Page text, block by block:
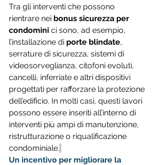
Tra gli interventi che possono
rientrare nei bonus sicurezza per
condomini ci sono, ad esempio,
l’installazione di porte blindate,
serrature di sicurezza, sistemi di
videosorveglianza, citofoni evoluti,
cancelli, inferriate e altri dispositivi
progettati per rafforzare la protezione
dell’edificio. In molti casi, questi lavori
possono essere inseriti all’interno di
interventi più ampi di manutenzione,
ristrutturazione o riqualificazione
condominiale.
Un incentivo per migliorare la